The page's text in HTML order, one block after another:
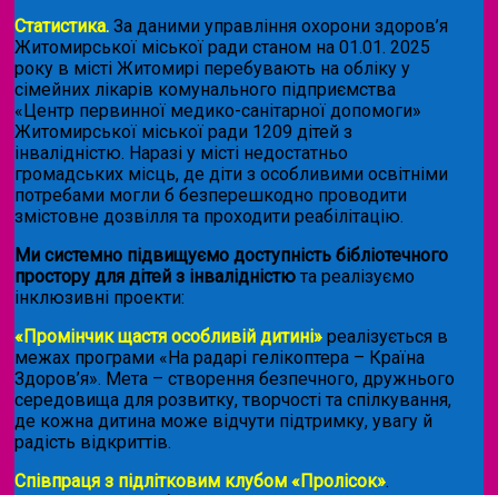
Статистика. За даними управління охорони здоров’я
Житомирської міської ради станом на 01.01. 2025
року в місті Житомирі перебувають на обліку у
сімейних лікарів комунального підприємства
«Центр первинної медико-санітарної допомоги»
Житомирської міської ради 1209 дітей з
інвалідністю. Наразі у місті недостатньо
громадських місць, де діти з особливими освітніми
потребами могли б безперешкодно проводити
змістовне дозвілля та проходити реабілітацію.
Ми системно підвищуємо доступність бібліотечного
простору для дітей з інвалідністю та реалізуємо
інклюзивні проекти:
«Промінчик щастя особливій дитині» реалізується в
межах програми «На радарі гелікоптера – Країна
Здоров’я». Мета – створення безпечного, дружнього
середовища для розвитку, творчості та спілкування,
де кожна дитина може відчути підтримку, увагу й
радість відкриттів.
Співпраця з підлітковим клубом «Пролісок».